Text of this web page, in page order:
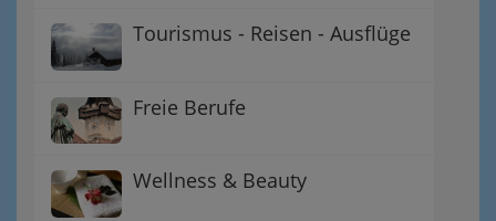
Tourismus - Reisen - Ausflüge
Freie Berufe
Wellness & Beauty